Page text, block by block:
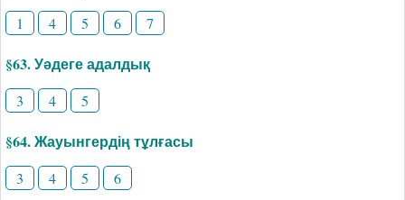
1 4 5 6 7
§63. Уәдеге адалдық
3 4 5
§64. Жауынгердің тұлғасы
3 4 5 6